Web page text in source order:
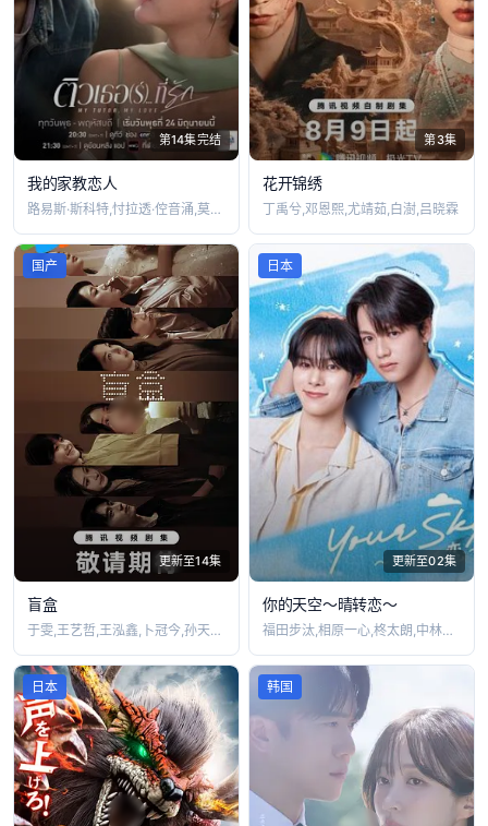
第14集完结
我的家教恋人
路易斯·斯科特,忖拉透·倥音涌,莫妲·娜
第3集
花开锦绣
丁禹兮,邓恩熙,尤靖茹,白澍,吕晓霖
更新至14集
国产
盲盒
于雯,王艺哲,王泓鑫,卜冠今,孙天宇,加
更新至02集
日本
你的天空～晴转恋～
福田步汰,相原一心,柊太朗,中林登生,中
日本 韩国